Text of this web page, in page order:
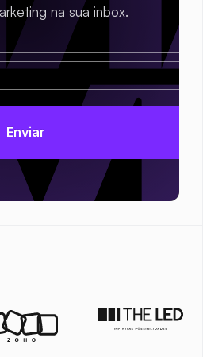
na sua inbox.